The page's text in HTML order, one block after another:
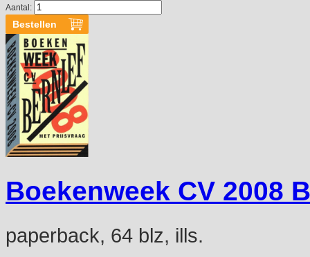
Aantal:
Boekenweek CV 2008
paperback, 64 blz, ills.